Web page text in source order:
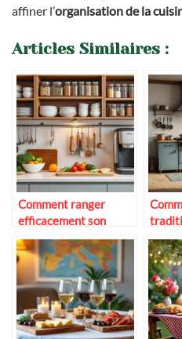
affiner l’organisation de la
Articles Similaires :
Comment ranger
efficacement son
matériel de cuisine